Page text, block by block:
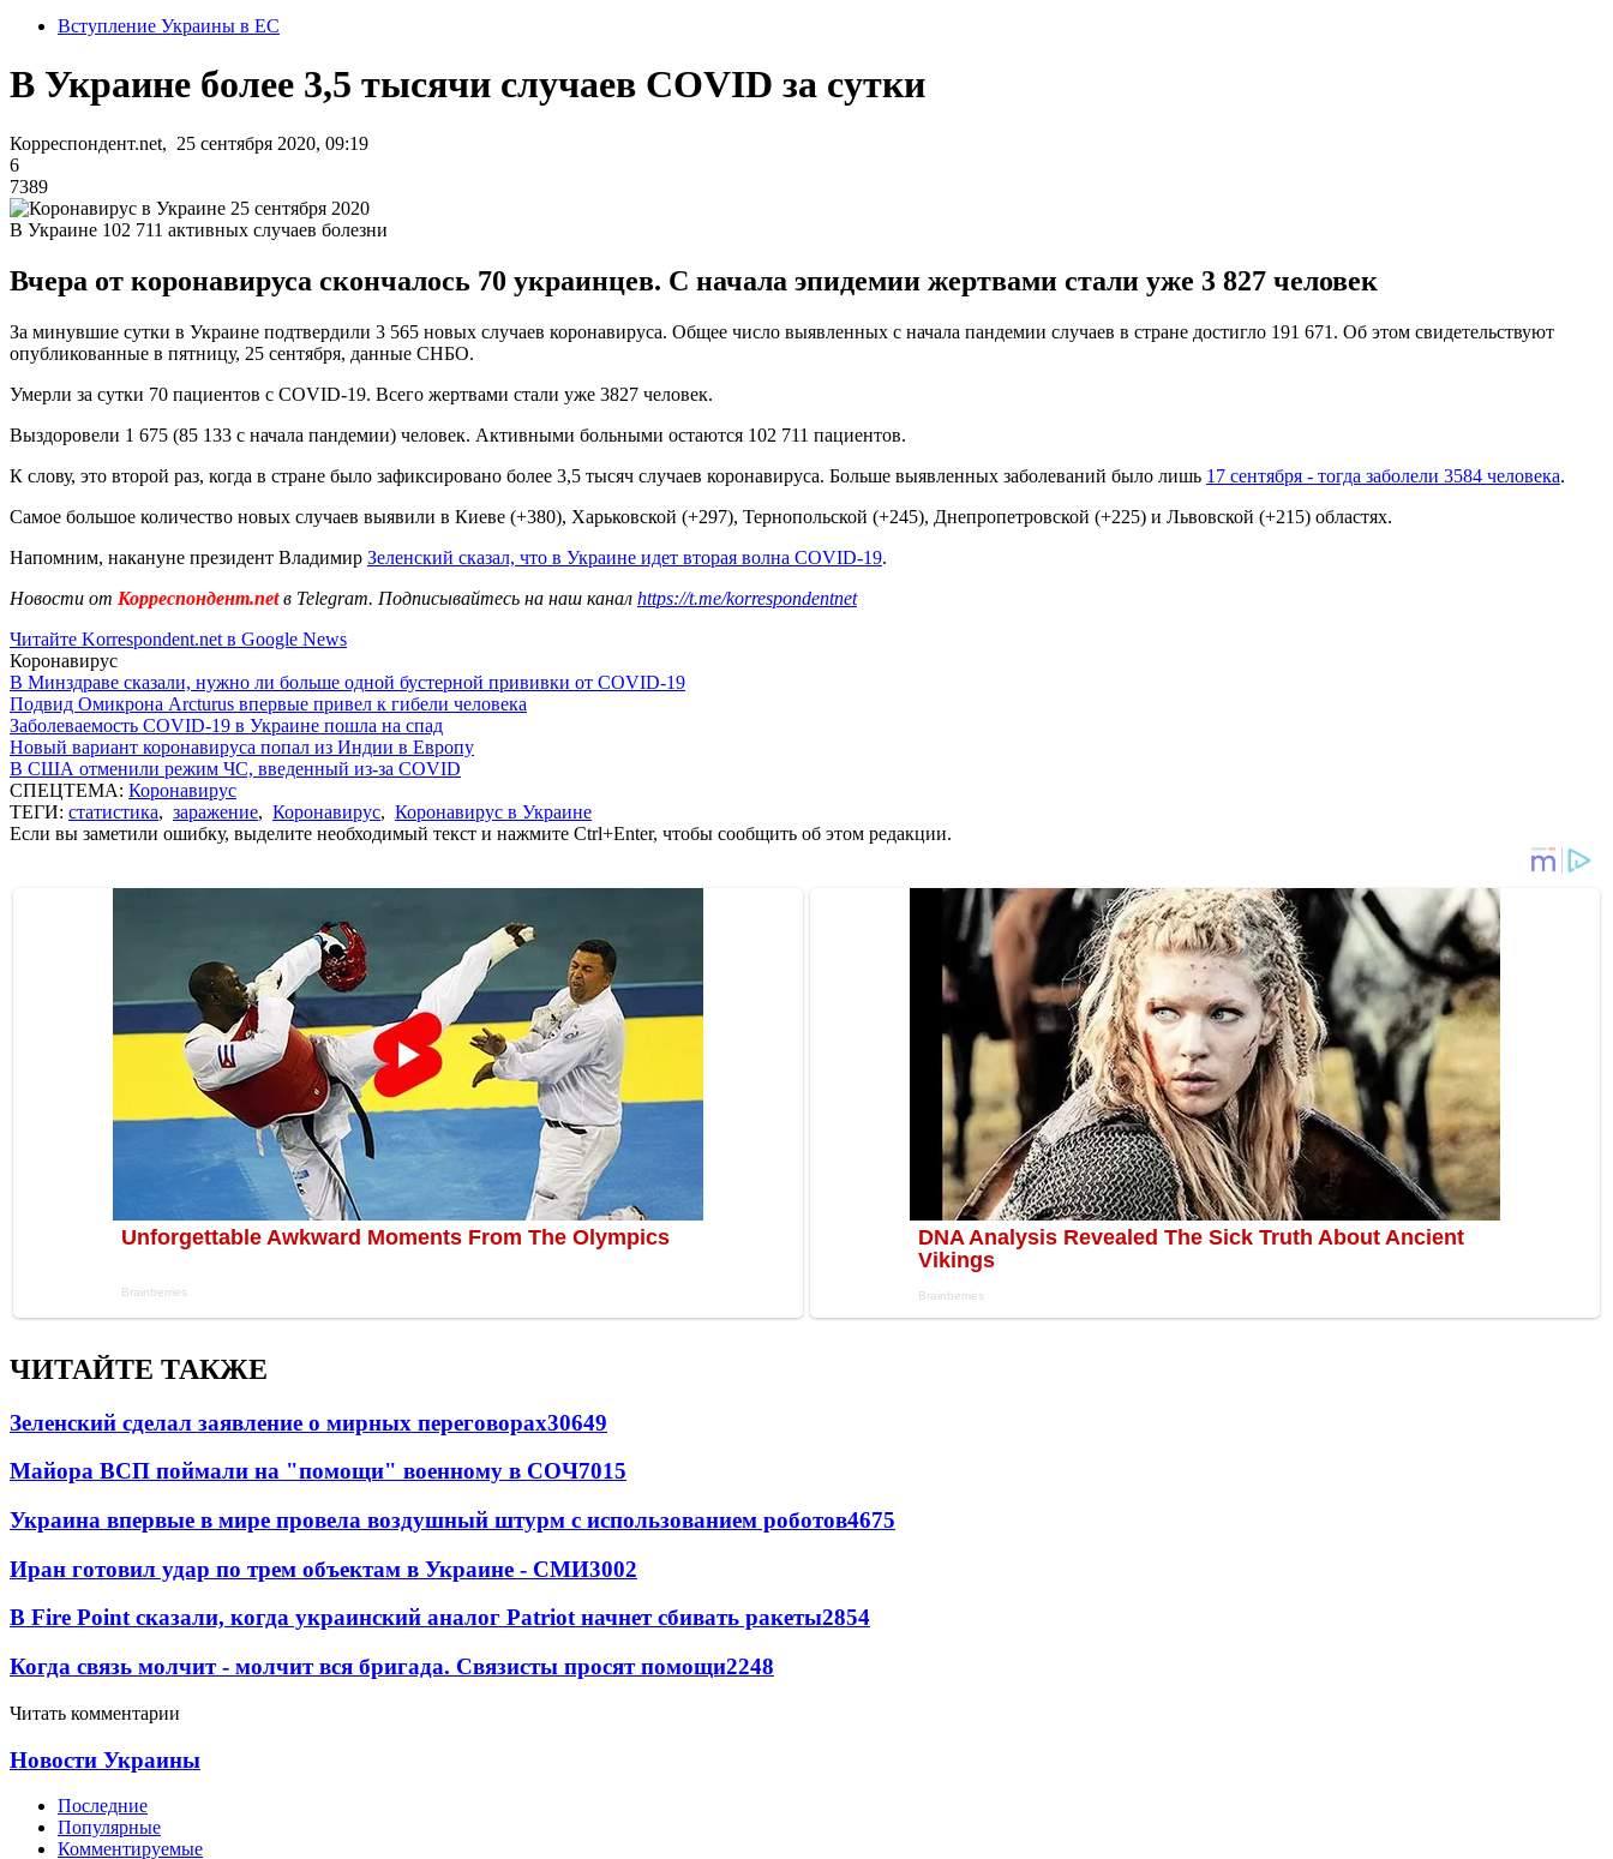
Вступление Украины в ЕС
В Украине более 3,5 тысячи случаев COVID за сутки
Корреспондент.net, 25 сентября 2020, 09:19
6
7389
В Украине 102 711 активных случаев болезни
Вчера от коронавируса скончалось 70 украинцев. С начала эпидемии жертвами стали уже 3 827 человек
За минувшие сутки в Украине подтвердили 3 565 новых случаев коронавируса. Общее число выявленных с начала пандемии случаев в стране достигло 191 671. Об этом свидетельствуют
опубликованные в пятницу, 25 сентября, данные СНБО.
Умерли за сутки 70 пациентов с COVID-19. Всего жертвами стали уже 3827 человек.
Выздоровели 1 675 (85 133 с начала пандемии) человек. Активными больными остаются 102 711 пациентов.
К слову, это второй раз, когда в стране было зафиксировано более 3,5 тысяч случаев коронавируса. Больше выявленных заболеваний было лишь 17 сентября - тогда заболели 3584 человека.
Самое большое количество новых случаев выявили в Киеве (+380), Харьковской (+297), Тернопольской (+245), Днепропетровской (+225) и Львовской (+215) областях.
Напомним, накануне президент Владимир Зеленский сказал, что в Украине идет вторая волна COVID-19.
Новости от Корреспондент.netв Telegram. Подписывайтесь на наш канал https://t.me/korrespondentnet
Читайте Korrespondent.net в Google News
Коронавирус
В Минздраве сказали, нужно ли больше одной бустерной прививки от COVID-19
Подвид Омикрона Arcturus впервые привел к гибели человека
Заболеваемость COVID-19 в Украине пошла на спад
Новый вариант коронавируса попал из Индии в Европу
В США отменили режим ЧС, введенный из-за COVID
СПЕЦТЕМА: Коронавирус
ТЕГИ: статистика, заражение, Коронавирус, Коронавирус в Украине
Если вы заметили ошибку, выделите необходимый текст и нажмите Ctrl+Enter, чтобы сообщить об этом редакции.
ЧИТАЙТЕ ТАКЖЕ
Зеленский сделал заявление о мирных переговорах30649
Майора ВСП поймали на "помощи" военному в СОЧ7015
Украина впервые в мире провела воздушный штурм с использованием роботов4675
Иран готовил удар по трем объектам в Украине - СМИ3002
В Fire Point сказали, когда украинский аналог Patriot начнет сбивать ракеты2854
Когда связь молчит - молчит вся бригада. Связисты просят помощи2248
Читать комментарии
Новости Украины
Последние
Популярные
Комментируемые